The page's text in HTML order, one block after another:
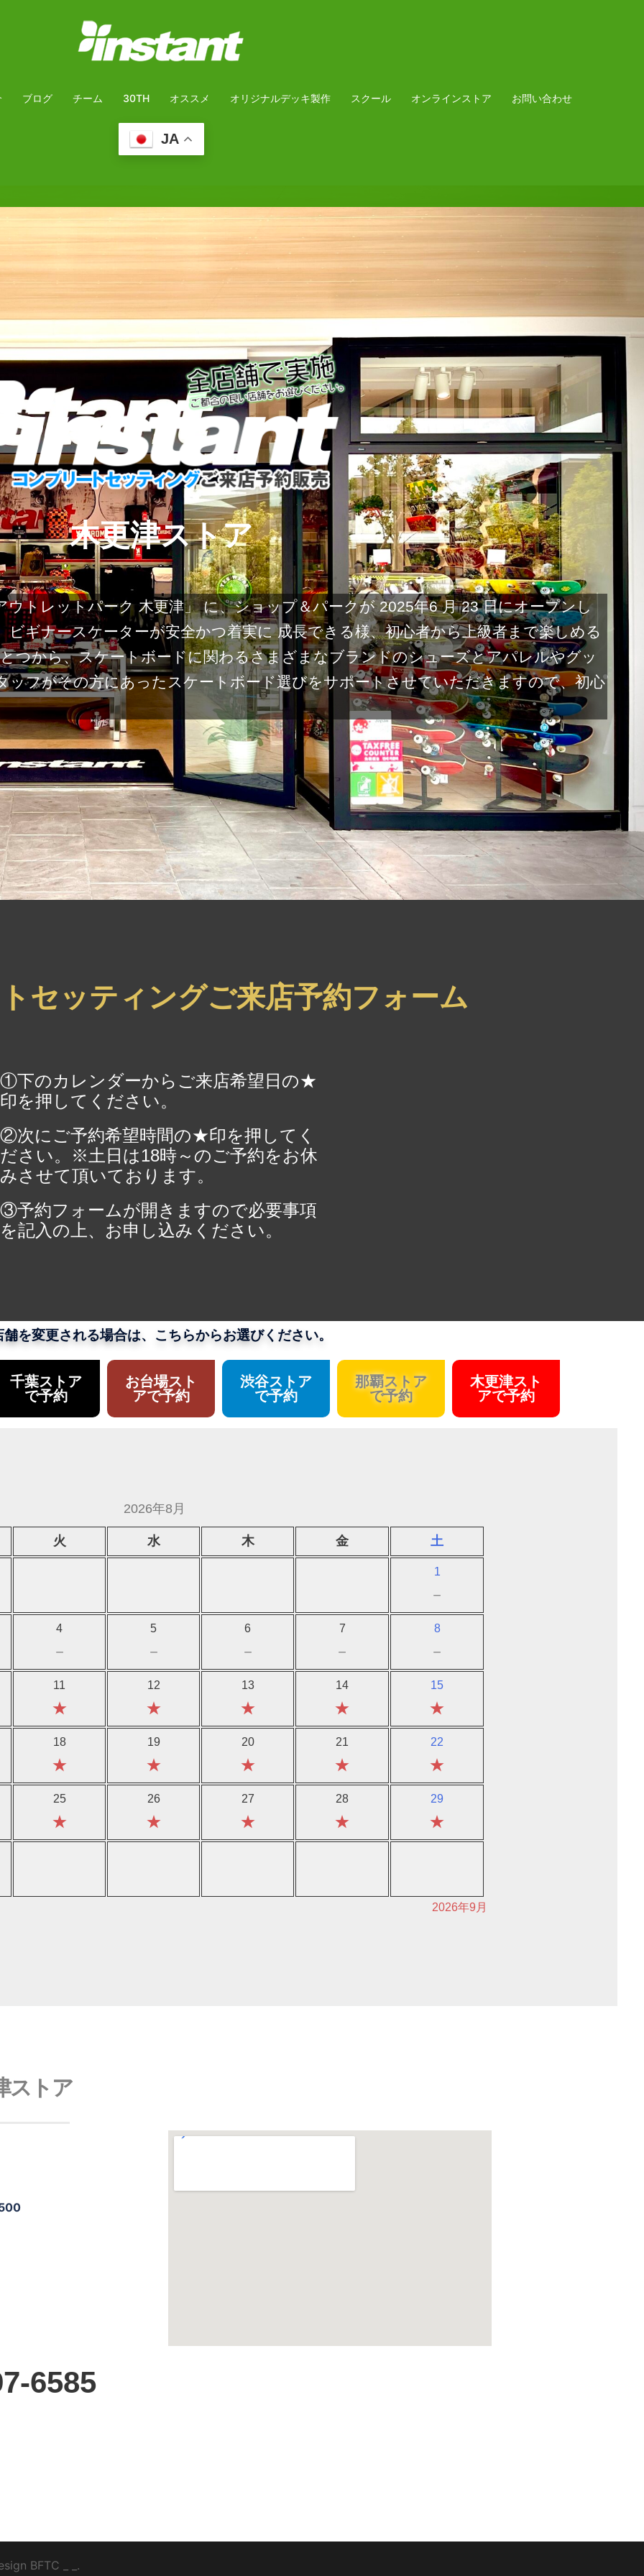
ブログ チーム 30TH オススメ オリジナルデッキ製作 スクール オンラインストア お問い合わせ
JA
木更津ストア
トレットパーク 木更津」 に、ショップ＆パークが 2025年6 月 23 日にオープンし
ギナースケーターが安全かつ着実に 成長できる様、初心者から上級者まで楽しめる
つから、スケートボードに関わるさまざまなブランドのシューズとアパレルやグッ
ッフがその方にあったスケートボード選びをサポートさせていただきますので、初心
セッティングご来店予約フォーム
①下のカレンダーからご来店希望日の★
印を押してください。
②次にご予約希望時間の★印を押してく
ださい。※土日は18時～のご予約をお休
みさせて頂いております。
③予約フォームが開きますので必要事項
を記入の上、お申し込みください。
舗を変更される場合は、こちらからお選びください。
千葉ストア
で予約
お台場スト
アで予約
渋谷ストア
で予約
那覇ストア
で予約
木更津スト
アで予約
2026年8月
火 水 木 金 土
1
－
4
－
5
－
6
－
7
－
8
－
11
★
12
★
13
★
14
★
15
★
18
★
19
★
20
★
21
★
22
★
25
★
26
★
27
★
28
★
29
★
2026年9月
ストア
6585
BFTC _ _.